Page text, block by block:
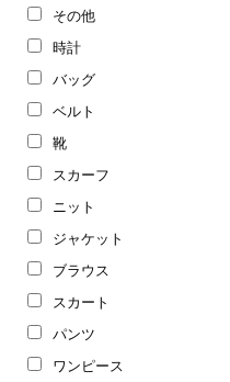
その他
時計
バッグ
ベルト
靴
スカーフ
ニット
ジャケット
ブラウス
スカート
パンツ
ワンピース